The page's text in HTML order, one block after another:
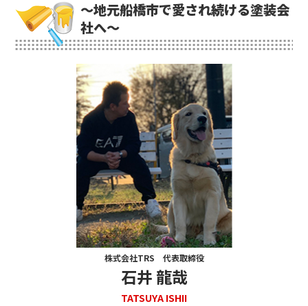
～地元船橋市で愛され続ける塗装会
社へ～
株式会社TRS 代表取締役
石井 龍哉
TATSUYA ISHII